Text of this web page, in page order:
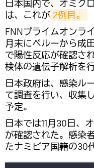
日本国内で、オミク
は、これが 2例目。
FNNプライムオンラ
月末にペルーから成
で陽性反応が確認さ
検体の遺伝子解析を
日本政府は、感染ル
て調査を行い、収集
予定。
日本では11月30日、
が確認された。感染
たナミビア国籍の30